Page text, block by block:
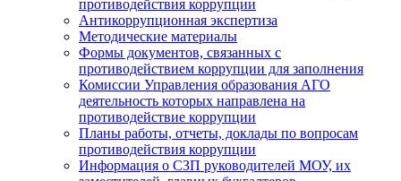
противодействия коррупции
Антикоррупционная экспертиза
Методические материалы
Формы документов, связанных с
противодействием коррупции для заполнения
Комиссии Управления образования АГО
деятельность которых направлена на
противодействие коррупции
Планы работы, отчеты, доклады по вопросам
противодействия коррупции
Информация о СЗП руководителей МОУ, их